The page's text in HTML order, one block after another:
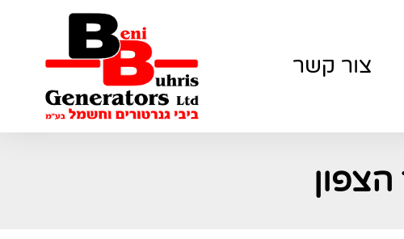
צור קשר
הצפון